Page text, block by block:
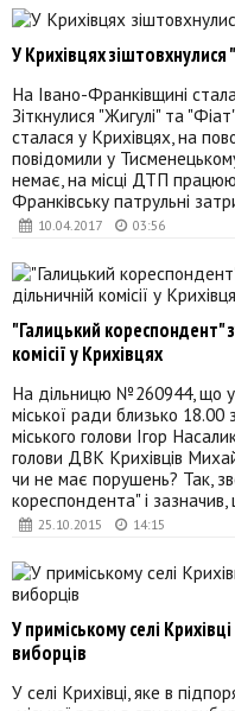
10.04.2017 03:56
У Крихівцях
На Івано-Франківщині
Зіткнулися "Жигулі" та
сталася у Крихівцях, на
повідомили у
немає, на місці ДТП
Франківську патрульні
25.10.2015 14:15
"Галицький кореспондент"
комісії у Крихівцях
На дільницю №260944, що у
міської ради близько
міського голови Ігор
голови ДВК Крихівців
чи не має порушень? Так,
кореспондента" і
У приміському селі
виборців
У селі Крихівці, яке в